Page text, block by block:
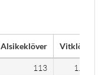
Alsikeklöver Vitklöver
113
1.489